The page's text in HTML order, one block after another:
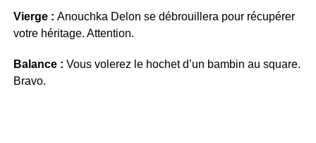
Vierge : Anouchka Delon se débrouillera pour récupérer
votre héritage. Attention.
Balance : Vous volerez le hochet d’un bambin au square.
Bravo.